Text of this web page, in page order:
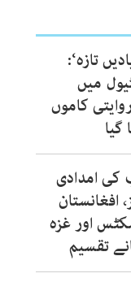
تازہ‘:
میں
کاموں
گیا
امدادی
افغانستان
اور غزہ
تقسیم